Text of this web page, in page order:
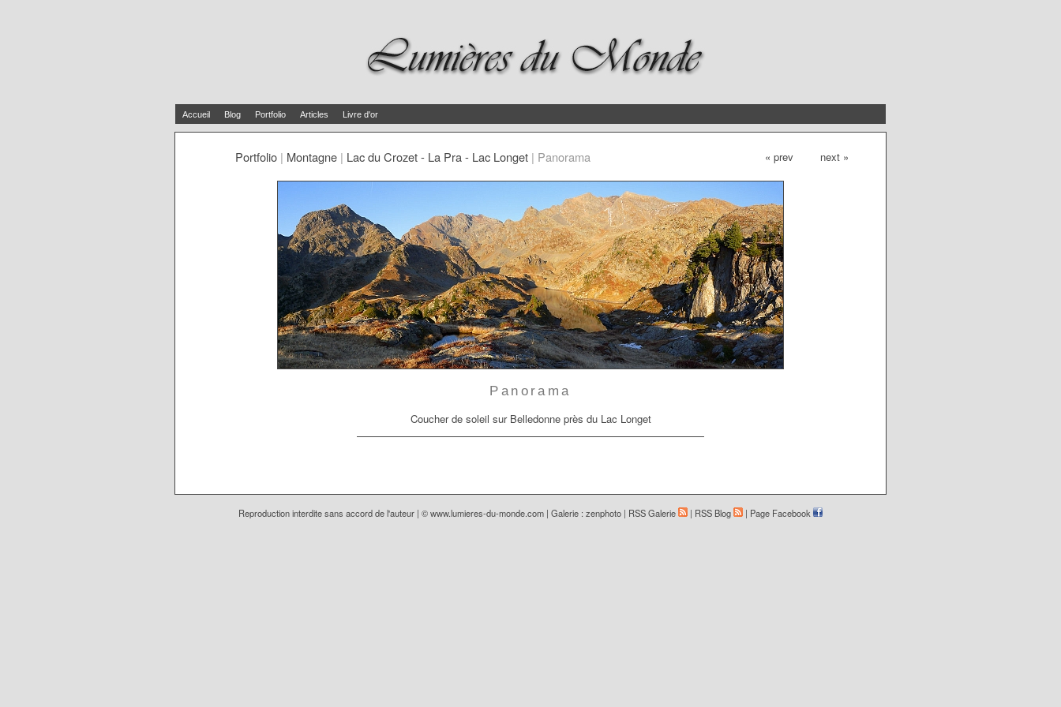
Accueil Blog Portfolio Articles Livre d'or
« prev next »
Portfolio | Montagne | Lac du Crozet - La Pra - Lac Longet | Panorama
Panorama
Coucher de soleil sur Belledonne près du Lac Longet
Reproduction interdite sans accord de l'auteur | ©www.lumieres-du-monde.com | Galerie : zenphoto | RSS Galerie | RSS Blog | Page Facebook